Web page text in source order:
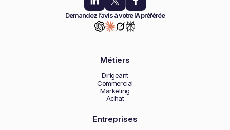
Demandez l’avis à votre IA préférée
Métiers
Dirigeant
Commercial
Marketing
Achat
Entreprises